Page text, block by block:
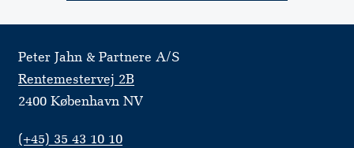
Peter Jahn & Partnere A/S
Rentemestervej 2B
2400 København NV
(+45) 35 43 10 10